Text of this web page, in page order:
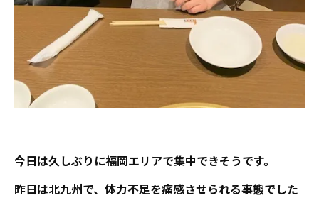
今日は久しぶりに福岡エリアで集中できそうです。
昨日は北九州で、体力不足を痛感させられる事態でした